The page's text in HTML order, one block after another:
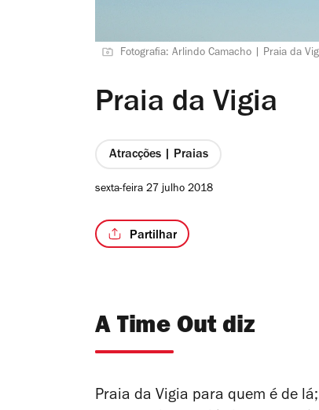
Fotografia: Arlindo Camacho | Praia da
Praia da Vigia
Atracções | Praias
sexta-feira 27 julho 2018
Partilhar
A Time Out diz
Praia da Vigia para quem é de